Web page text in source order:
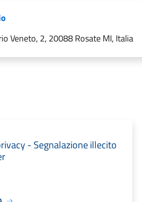
Veneto, 2, 20088 Rosate MI, Italia
- Segnalazione illecito